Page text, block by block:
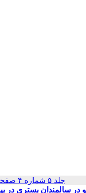
جلد ۵ شماره ۴ صفحات ۸-۱
سالمندان بستری در